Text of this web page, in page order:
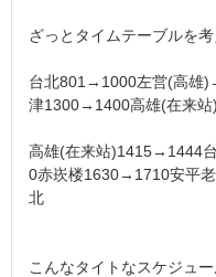
ざっとタイムテーブルを考
台北801→1000左営(高雄
津1300→1400高雄(在来站)
高雄(在来站)1415→1444
0赤崁楼1630→1710安平
北
こんなタイトなスケジュ